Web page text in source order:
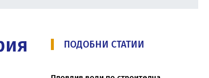
ПОДОБНИ СТАТИИ